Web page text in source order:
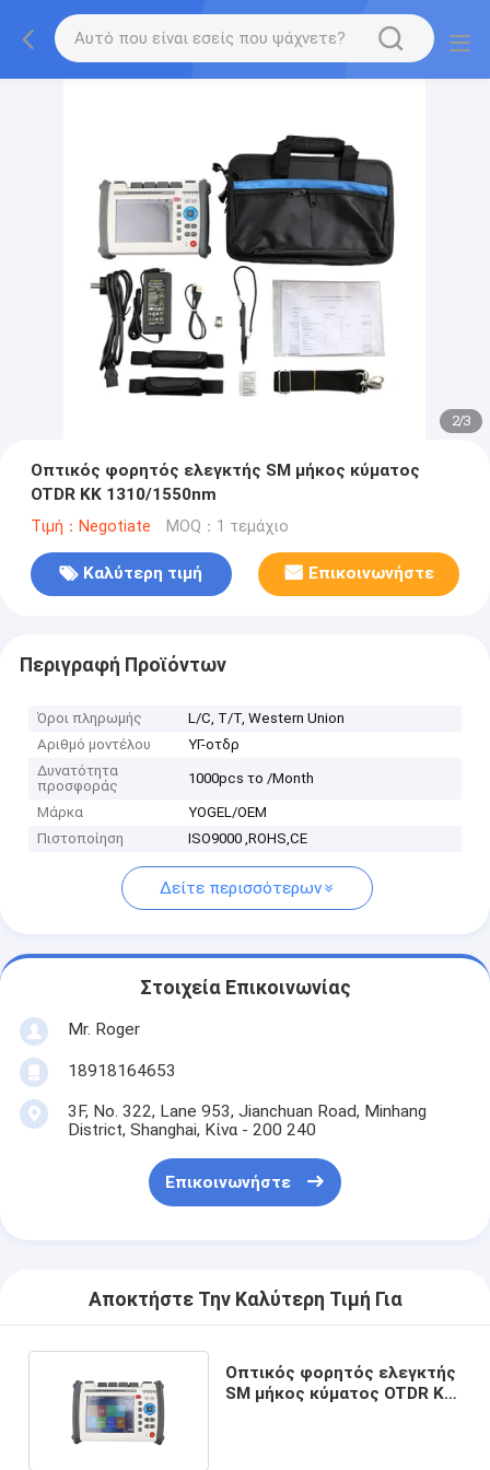
2/3
Οπτικός φορητός ελεγκτής SM μήκος κύματος
OTDR ΚΚ 1310/1550nm
Τιμή：Negotiate MOQ：1 τεμάχιο
Καλύτερη τιμή Επικοινωνήστε
Περιγραφή Προϊόντων
Όροι πληρωμής
L/C, T/T, Western Union
Αριθμό μοντέλου
ΥΓ-οτδρ
Δυνατότητα
προσφοράς
1000pcs το /Month
Μάρκα
YOGEL/OEM
Πιστοποίηση
ISO9000 ,ROHS,CE
Δείτε περισσότερων
Στοιχεία Επικοινωνίας
Mr. Roger
18918164653
3F, No. 322, Lane 953, Jianchuan Road, Minhang
District, Shanghai, Κίνα - 200 240
Επικοινωνήστε
Αποκτήστε Την Καλύτερη Τιμή Για
Οπτικός φορητός ελεγκτής
SM μήκος κύματος OTDR ΚΚ